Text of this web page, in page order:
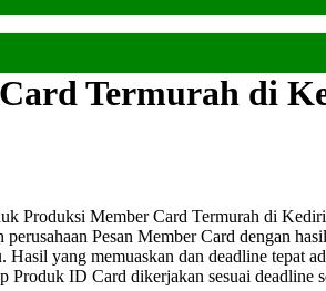
Termurah di
Produksi Member Card Termurah di
perusahaan Pesan Member Card dengan
Hasil yang memuaskan dan deadline tepat
Produk ID Card dikerjakan sesuai